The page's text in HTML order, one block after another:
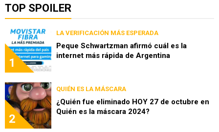
TOP SPOILER
1
LA VERIFICACIÓN MÁS ESPERADA
Peque Schwartzman afirmó cuál es la
internet más rápida de Argentina
2
QUIÉN ES LA MÁSCARA
¿Quién fue eliminado HOY 27 de octubre en
Quién es la máscara 2024?